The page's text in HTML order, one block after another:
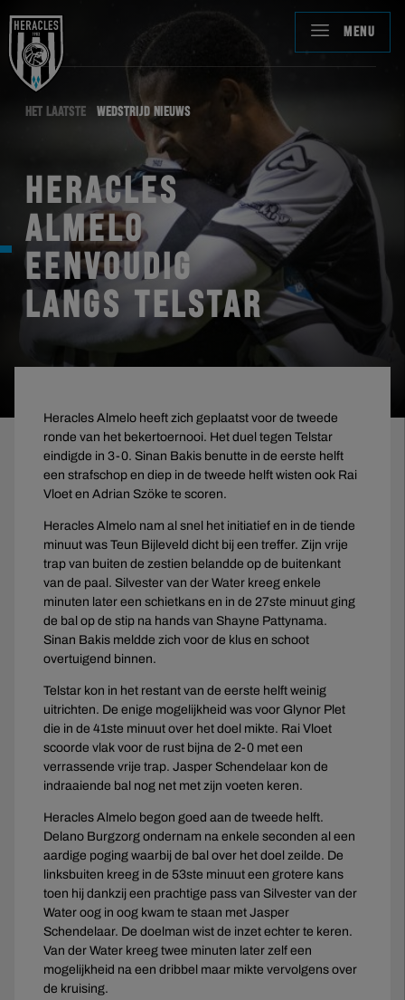
MENU
HET LAATSTE WEDSTRIJD NIEUWS
HERACLES
ALMELO
EENVOUDIG
LANGS TELSTAR
Heracles Almelo heeft zich geplaatst voor de tweede
ronde van het bekertoernooi. Het duel tegen Telstar
eindigde in 3-0. Sinan Bakis benutte in de eerste helft
een strafschop en diep in de tweede helft wisten ook Rai
Vloet en Adrian Szöke te scoren.
Heracles Almelo nam al snel het initiatief en in de tiende
minuut was Teun Bijleveld dicht bij een treffer. Zijn vrije
trap van buiten de zestien belandde op de buitenkant
van de paal. Silvester van der Water kreeg enkele
minuten later een schietkans en in de 27ste minuut ging
de bal op de stip na hands van Shayne Pattynama.
Sinan Bakis meldde zich voor de klus en schoot
overtuigend binnen.
Telstar kon in het restant van de eerste helft weinig
uitrichten. De enige mogelijkheid was voor Glynor Plet
die in de 41ste minuut over het doel mikte. Rai Vloet
scoorde vlak voor de rust bijna de 2-0 met een
verrassende vrije trap. Jasper Schendelaar kon de
indraaiende bal nog net met zijn voeten keren.
Heracles Almelo begon goed aan de tweede helft.
Delano Burgzorg ondernam na enkele seconden al een
aardige poging waarbij de bal over het doel zeilde. De
linksbuiten kreeg in de 53ste minuut een grotere kans
toen hij dankzij een prachtige pass van Silvester van der
Water oog in oog kwam te staan met Jasper
Schendelaar. De doelman wist de inzet echter te keren.
Van der Water kreeg twee minuten later zelf een
mogelijkheid na een dribbel maar mikte vervolgens over
de kruising.